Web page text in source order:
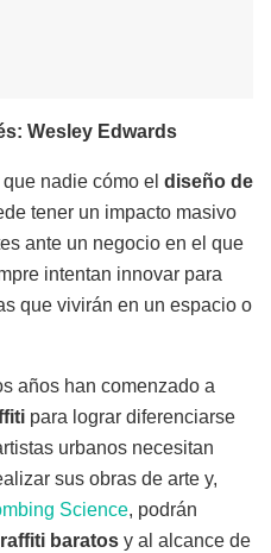
Wesley Edwards
nadie cómo el diseño de
tener un impacto masivo
ante un negocio en el que
intentan innovar para
que vivirán en un espacio o
años han comenzado a
para lograr diferenciarse
urbanos necesitan
sus obras de arte y,
Science, podrán
baratos y al alcance de